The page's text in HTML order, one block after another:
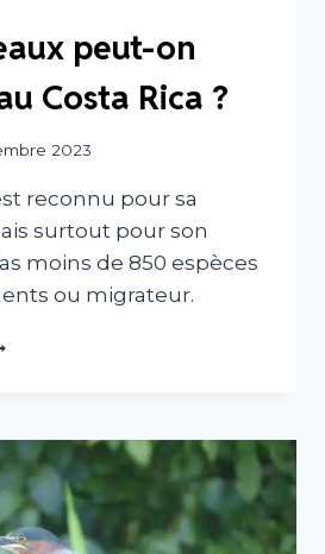
peut-on
Costa Rica ?
2023
reconnu pour sa
surtout pour son
moins de 850 espèces
ou migrateur.